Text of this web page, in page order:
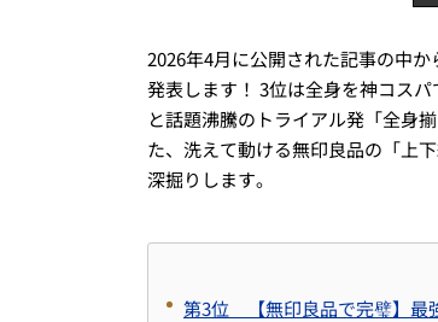
2026年4月に公開された記事の中
発表します！ 3位は全身を神コス
と話題沸騰のトライアル発「全身
た、洗えて動ける無印良品の「上
深掘りします。
第3位 【無印良品で完璧】最